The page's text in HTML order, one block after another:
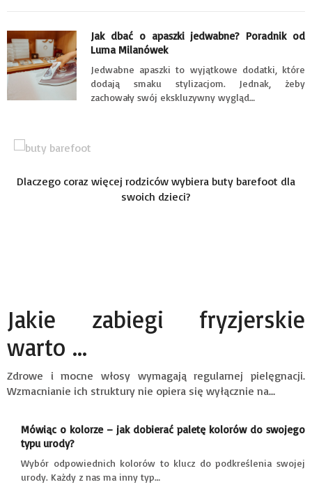
Jak dbać o apaszki jedwabne? Poradnik od
Luma Milanówek
Jedwabne apaszki to wyjątkowe dodatki, które
dodają smaku stylizacjom. Jednak, żeby
zachowały swój ekskluzywny wygląd…
Dlaczego coraz więcej rodziców wybiera buty barefoot dla
swoich dzieci?
Jakie zabiegi fryzjerskie
warto ...
Zdrowe i mocne włosy wymagają regularnej pielęgnacji.
Wzmacnianie ich struktury nie opiera się wyłącznie na…
Mówiąc o kolorze – jak dobierać paletę kolorów do swojego
typu urody?
Wybór odpowiednich kolorów to klucz do podkreślenia swojej
urody. Każdy z nas ma inny typ…